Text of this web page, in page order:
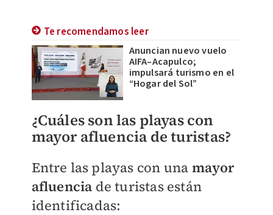
Te recomendamos leer
Anuncian nuevo vuelo
AIFA–Acapulco;
impulsará turismo en el
“Hogar del Sol”
¿Cuáles son las playas con
mayor afluencia de turistas?
Entre las playas con una mayor
afluencia de turistas están
identificadas: